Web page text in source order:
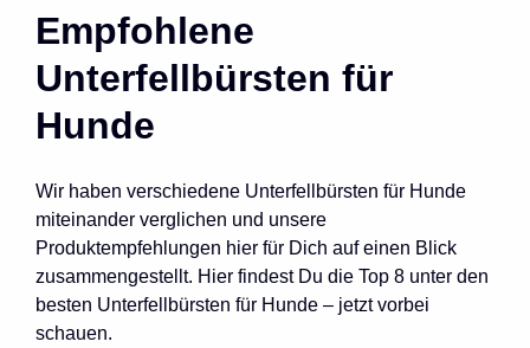
Empfohlene
Unterfellbürsten für
Hunde
Wir haben verschiedene Unterfellbürsten für Hunde
miteinander verglichen und unsere
Produktempfehlungen hier für Dich auf einen Blick
zusammengestellt. Hier findest Du die Top 8 unter den
besten Unterfellbürsten für Hunde – jetzt vorbei
schauen.